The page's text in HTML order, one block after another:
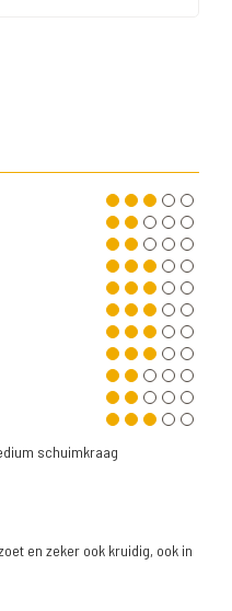
schuimkraag
en zeker ook kruidig, ook in